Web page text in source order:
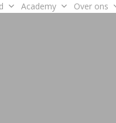
Academy Over ons